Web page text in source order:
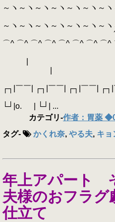
～ヽ～ヽ～ヽ～ヽ～ヽ～ヽ～
ノ
～ヽ～ヽ～ヽ～ヽ～ヽ～ヽ～
´ | |
⌒^ ⌒^ ⌒^ ⌒^ ⌒^ ⌒^ ⌒^ ⌒^
┌┐|￣￣| ┌┐|￣￣| ┌┐|￣￣|
└┘|o. | └┘| ...
カテゴリ-作者：胃薬
タグ- かくれ奈, やる夫, キョ
年上アパート
夫様のおフラグ
仕立て